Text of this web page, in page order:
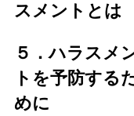
スメントとは
５．ハラスメ
トを予防する
めに